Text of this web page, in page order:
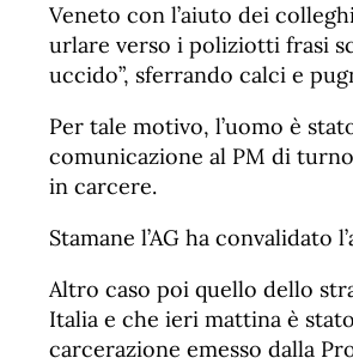
Veneto con l’aiuto dei
urlare verso i poliziotti frasi
uccido”, sferrando calci e
Per tale motivo, l’uomo è
comunicazione al PM di
in carcere.
Stamane l’AG ha
Altro caso poi quello dello
Italia e che ieri mattina è
carcerazione emesso dalla